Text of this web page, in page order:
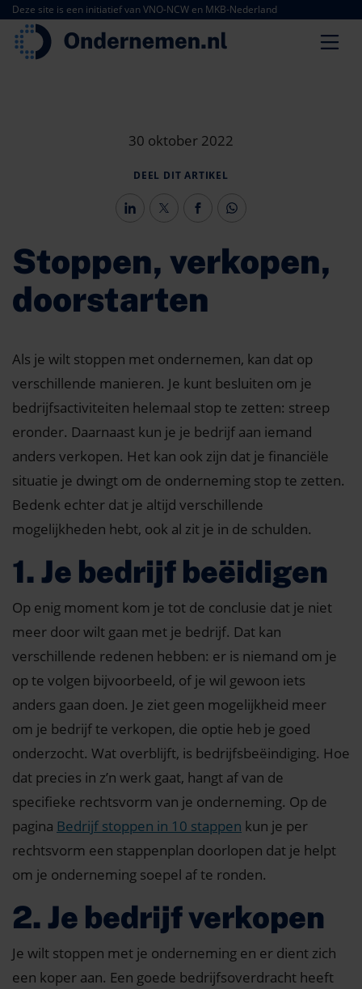
Deze site is een initiatief van VNO-NCW en MKB-Nederland
30 oktober 2022
DEEL DIT ARTIKEL
Stoppen, verkopen,
doorstarten
Als je wilt stoppen met ondernemen, kan dat op
verschillende manieren. Je kunt besluiten om je
bedrijfsactiviteiten helemaal stop te zetten: streep
eronder. Daarnaast kun je je bedrijf aan iemand
anders verkopen. Het kan ook zijn dat je financiële
situatie je dwingt om de onderneming stop te zetten.
Bedenk echter dat je altijd verschillende
mogelijkheden hebt, ook al zit je in de schulden.
1. Je bedrijf beëidigen
Op enig moment kom je tot de conclusie dat je niet
meer door wilt gaan met je bedrijf. Dat kan
verschillende redenen hebben: er is niemand om je
op te volgen bijvoorbeeld, of je wil gewoon iets
anders gaan doen. Je ziet geen mogelijkheid meer
om je bedrijf te verkopen, die optie heb je goed
onderzocht. Wat overblijft, is bedrijfsbeëindiging. Hoe
dat precies in z’n werk gaat, hangt af van de
specifieke rechtsvorm van je onderneming. Op de
pagina Bedrijf stoppen in 10 stappen kun je per
rechtsvorm een stappenplan doorlopen dat je helpt
om je onderneming soepel af te ronden.
2. Je bedrijf verkopen
Je wilt stoppen met je onderneming en er dient zich
een koper aan. Een goede bedrijfsoverdracht heeft